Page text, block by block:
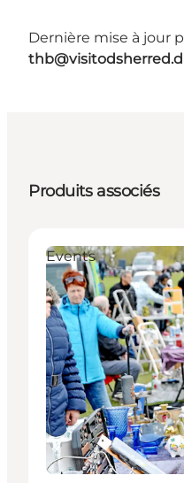
Dernière mise à jour
Produits associés
Events